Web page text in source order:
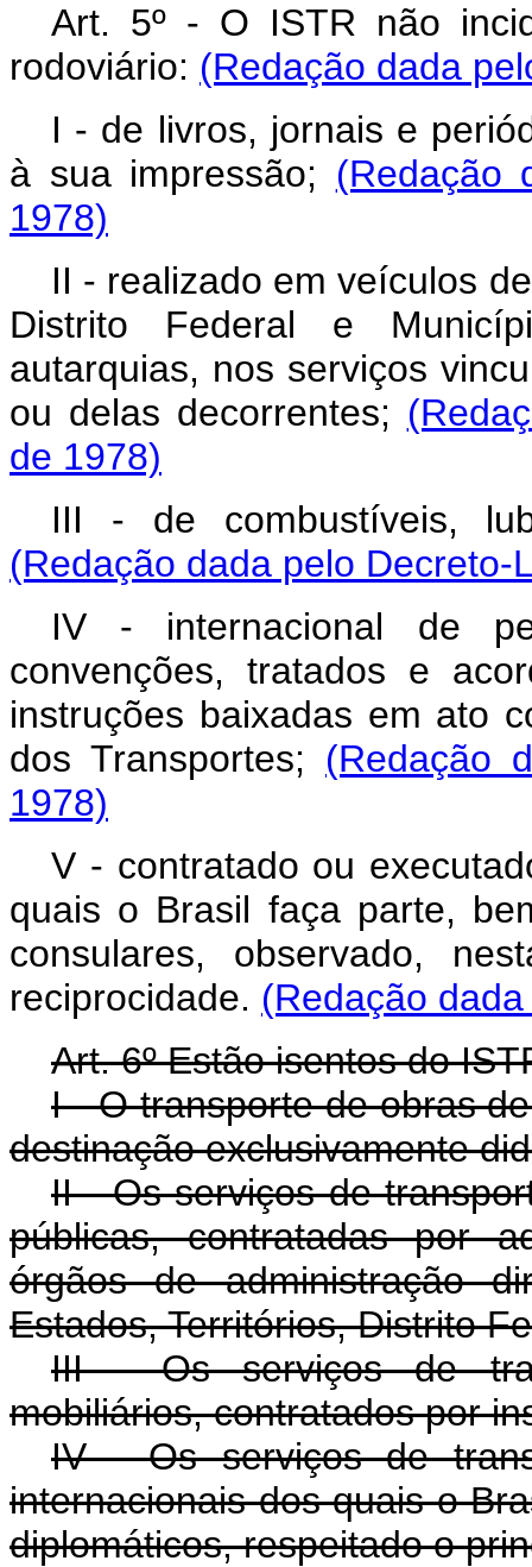
Art. 5º - O ISTR não
rodoviário: (Redação dada
I - de livros, jornais e
à sua impressão; (Redação
1978)
II - realizado em veículos
Distrito Federal e
autarquias, nos serviços
ou delas decorrentes;
de 1978)
III - de combustíveis,
(Redação dada pelo Decreto-
IV - internacional de
convenções, tratados e
instruções baixadas em ato
dos Transportes; (Redação
1978)
V - contratado ou
quais o Brasil faça parte,
consulares, observado,
reciprocidade. (Redação
Art. 6º Estão isentos do
I - O transporte de obras
destinação exclusivamente
II - Os serviços de
públicas, contratadas por
órgãos de administração
Estados, Territórios, Distrito
III - Os serviços de
mobiliários, contratados por
IV - Os serviços de
internacionais dos quais o
diplomáticos, respeitado o